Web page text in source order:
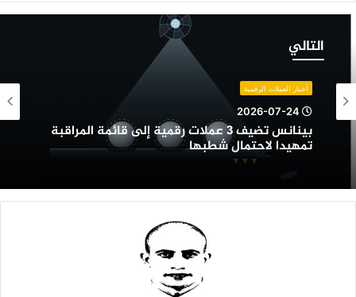
التالي
رقمية
إلى
قائمة
شطبها
أخبار العملات الرقمية
2026-07-24
بينانس تضيف 3 عملات رقمية إلى قائمة المراقبة
تمهيدا لاحتمال شطبها